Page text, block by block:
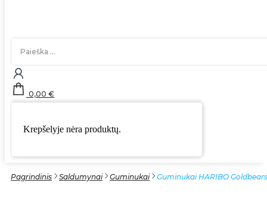
Search
0,00 €
Krepšelyje nėra produktų.
Pagrindinis Saldumynai Guminukai Guminukai HARIBO